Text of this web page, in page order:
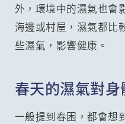
外，環境中的濕氣也會
海邊或村屋，濕氣都比
些濕氣，影響健康。
春天的濕氣對
一般提到春困，都會想